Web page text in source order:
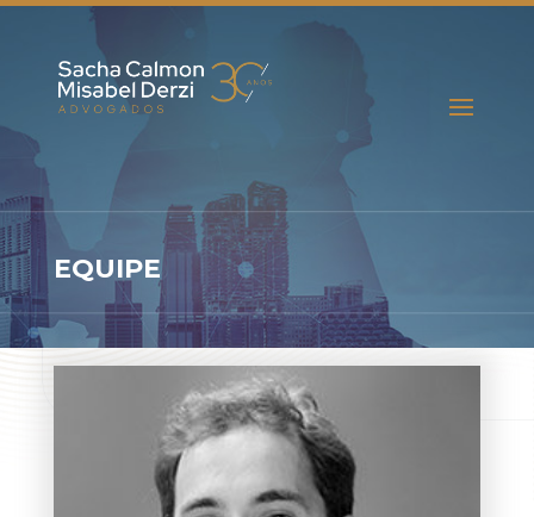
EQUIPE